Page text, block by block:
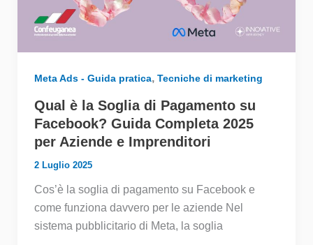
Meta Ads - Guida pratica, Tecniche di marketing
Qual è la Soglia di Pagamento su
Facebook? Guida Completa 2025
per Aziende e Imprenditori
2 Luglio 2025
Cos’è la soglia di pagamento su Facebook e
come funziona davvero per le aziende Nel
sistema pubblicitario di Meta, la soglia